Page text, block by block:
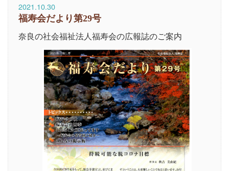
2021.10.30
福寿会だより第29号
奈良の社会福祉法人福寿会の広報誌のご案内